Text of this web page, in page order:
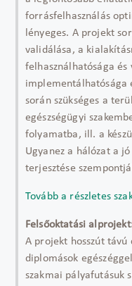
forrásfelhasználás
lényeges. A projekt
validálása, a
felhasználhatósága és
implementálhatósága
során szükséges a
egészségügyi
folyamatba, ill. a
Ugyanez a hálózat a
terjesztése
Tovább a részletes
Felsőoktatási
A projekt hosszút
diplomások
szakmai pályafutásuk